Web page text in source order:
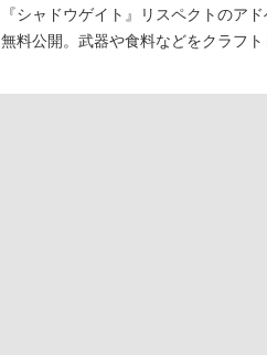
『シャドウゲイト』リスペクトのア
無料公開。武器や食料などをクラフ